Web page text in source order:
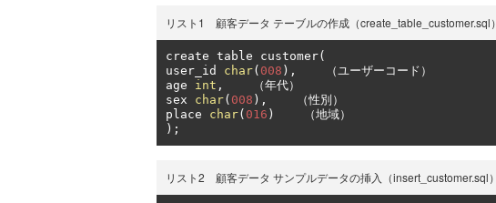
リスト1 顧客データ テーブルの作成（create_table_customer.sql）
create table customer(
user_id char( 008 ),
（ユーザーコード）
age int ,
（年代）
sex char( 008 ),
（性別）
place char( 016 )
（地域）
);
リスト2 顧客データ サンプルデータの挿入（insert_customer.sql）